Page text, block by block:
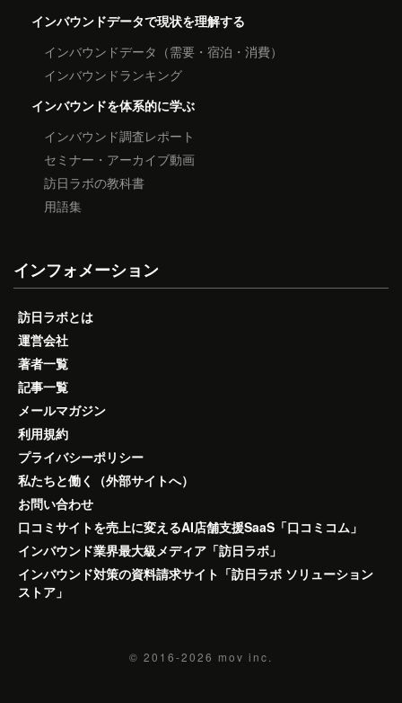
インバウンドデータで現状を理解する
インバウンドデータ（需要・宿泊・消費）
インバウンドランキング
インバウンドを体系的に学ぶ
インバウンド調査レポート
セミナー・アーカイブ動画
訪日ラボの教科書
用語集
インフォメーション
訪日ラボとは
運営会社
著者一覧
記事一覧
メールマガジン
利用規約
プライバシーポリシー
私たちと働く（外部サイトへ）
お問い合わせ
口コミサイトを売上に変えるAI店舗支援SaaS「口コミコム」
インバウンド業界最大級メディア「訪日ラボ」
インバウンド対策の資料請求サイト「訪日ラボ ソリューション
ストア」
© 2016-2026 mov inc.